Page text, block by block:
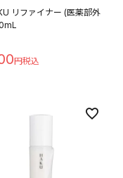
リファイナー (医薬部外